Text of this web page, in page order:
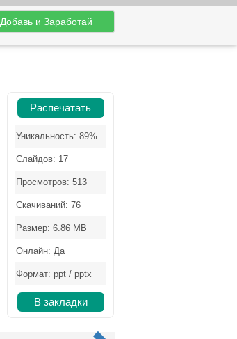
Добавь и Заработай
Распечатать
Уникальность: 89%
Слайдов: 17
Просмотров: 513
Скачиваний: 76
Размер: 6.86 MB
Онлайн: Да
Формат: ppt / pptx
В закладки